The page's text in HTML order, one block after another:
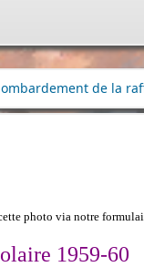
la raffinerie de
photo via notre
1959-60